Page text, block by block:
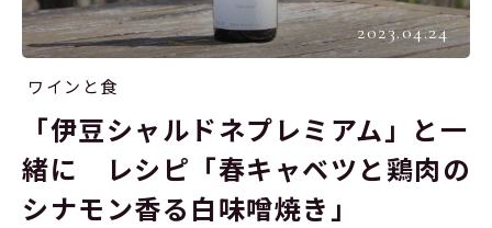
2023.04.24
ワインと食
「伊豆シャルドネプレミアム」と一
緒に レシピ「春キャベツと鶏肉の
シナモン香る白味噌焼き」